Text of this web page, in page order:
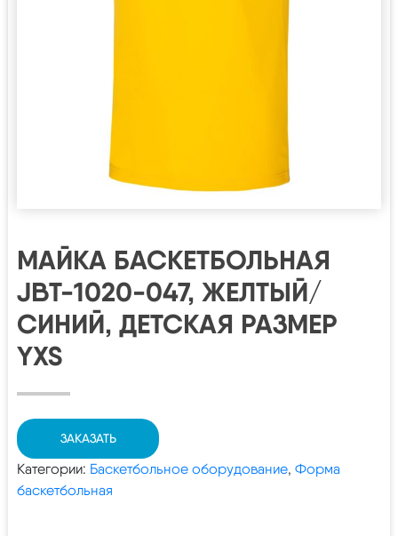
МАЙКА БАСКЕТБОЛЬНАЯ
JBT-1020-047, ЖЕЛТЫЙ/
СИНИЙ, ДЕТСКАЯ РАЗМЕР
YXS
ЗАКАЗАТЬ
Категории: Баскетбольное оборудование, Форма
баскетбольная